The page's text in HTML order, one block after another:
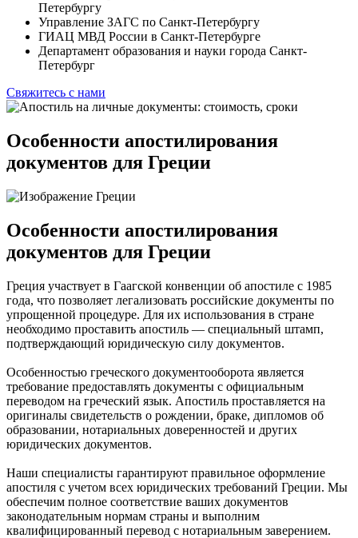
Петербургу
Управление ЗАГС по Санкт-Петербургу
ГИАЦ МВД России в Санкт-Петербурге
Департамент образования и науки города Санкт-
Петербург
Свяжитесь с нами
Особенности апостилирования
документов для Греции
Особенности апостилирования
документов для Греции
Греция участвует в Гаагской конвенции об апостиле с 1985
года, что позволяет легализовать российские документы по
упрощенной процедуре. Для их использования в стране
необходимо проставить апостиль — специальный штамп,
подтверждающий юридическую силу документов.
Особенностью греческого документооборота является
требование предоставлять документы с официальным
переводом на греческий язык. Апостиль проставляется на
оригиналы свидетельств о рождении, браке, дипломов об
образовании, нотариальных доверенностей и других
юридических документов.
Наши специалисты гарантируют правильное оформление
апостиля с учетом всех юридических требований Греции. Мы
обеспечим полное соответствие ваших документов
законодательным нормам страны и выполним
квалифицированный перевод с нотариальным заверением.